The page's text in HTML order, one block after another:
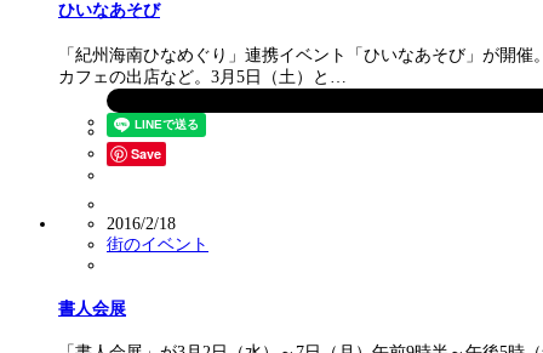
ひいなあそび
「紀州海南ひなめぐり」連携イベント「ひいなあそび」が開
カフェの出店など。3月5日（土）と…
Save
2016/2/18
街のイベント
書人会展